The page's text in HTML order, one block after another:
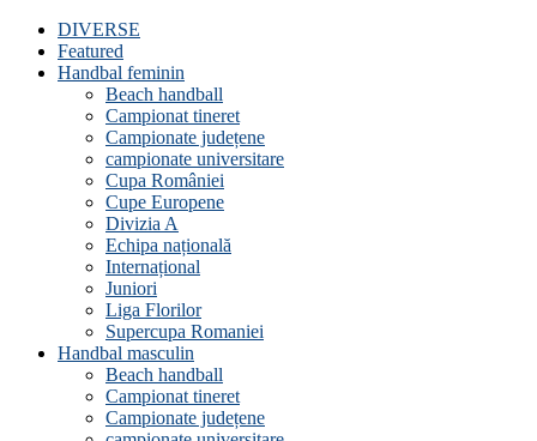
DIVERSE
Featured
Handbal feminin
Beach handball
Campionat tineret
Campionate județene
campionate universitare
Cupa României
Cupe Europene
Divizia A
Echipa națională
Internațional
Juniori
Liga Florilor
Supercupa Romaniei
Handbal masculin
Beach handball
Campionat tineret
Campionate județene